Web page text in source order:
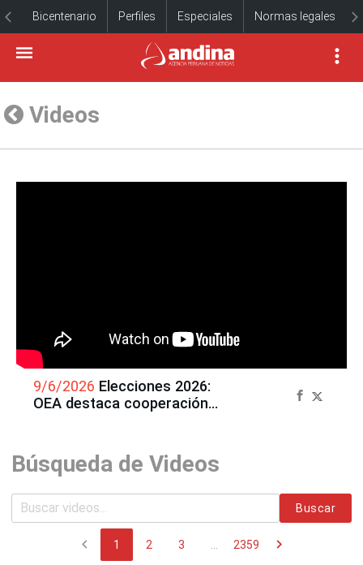
Bicentenario Perfiles Especiales Normas legales
Videos
9/6/2026 Elecciones 2026:
OEA destaca cooperación
Búsqueda de Videos
Buscar
chevron_left 1 2 3 2359 chevron_right